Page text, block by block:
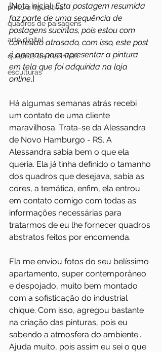
pintura figurativa
quadros de paisagens
arte digital
quadros de marinhas
esculturas
[Nota inicial: Esta postagem resumida
faz parte de uma sequência de
postagens sucintas, pois estou com
conteúdo atrasado, com isso, este post
é apenas para apresentar a pintura
em tela que foi adquirida na loja
online.]
Há algumas semanas atrás recebi
um contato de uma cliente
maravilhosa. Trata-se da Alessandra
de Novo Hamburgo - RS. A
Alessandra sabia bem o que ela
queria. Ela já tinha definido o tamanho
dos quadros que desejava, sabia as
cores, a temática, enfim, ela entrou
em contato comigo com todas as
informações necessárias para
tratarmos de eu lhe fornecer quadros
abstratos feitos por encomenda.
Ela me enviou fotos do seu belíssimo
apartamento, super contemporâneo
e despojado, muito bem montado
com a sofisticação do industrial
chique. Com isso, agregou bastante
na criação das pinturas, pois eu
sabendo a atmosfera do ambiente...
Ajuda muito, pois assim eu sei o que